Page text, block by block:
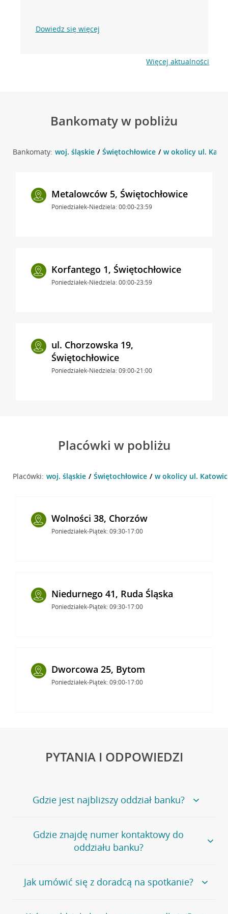
Dowiedz się więcej
Więcej aktualności
Bankomaty w pobliżu
Bankomaty: woj. śląskie Świętochłowice w okolicy ul.
Metalowców 5, Świętochłowice
Poniedziałek-Niedziela: 00:00-23:59
Korfantego 1, Świętochłowice
Poniedziałek-Niedziela: 00:00-23:59
ul. Chorzowska 19,
Świętochłowice
Poniedziałek-Niedziela: 09:00-21:00
Placówki w pobliżu
Placówki: woj. śląskie Świętochłowice w okolicy ul.
Wolności 38, Chorzów
Poniedziałek-Piątek: 09:30-17:00
Niedurnego 41, Ruda Śląska
Poniedziałek-Piątek: 09:30-17:00
Dworcowa 25, Bytom
Poniedziałek-Piątek: 09:00-17:00
PYTANIA I ODPOWIEDZI
Gdzie jest najbliższy oddział banku?
Jeśli szukasz oddziału naszego banku, zapraszamy na
stronęPlacówki i bankomaty, na której znajduje się
wygodna wyszukiwarka.
oddziałów
Gdzie znajdę numer kontaktowy do
oddziału banku?
Bank Credit Agricole nie udostępnia ogólnego numeru
telefonu do placówki bankowej.
Jak umówić się z doradcą na spotkanie?
Jeśli jesteś już naszym